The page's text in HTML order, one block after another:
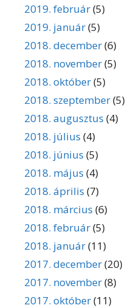
2019. február(5)
2019. január(5)
2018. december(6)
2018. november(5)
2018. október(5)
2018. szeptember(5)
2018. augusztus (4)
2018. július (4)
2018. június (5)
2018. május (4)
2018. április (7)
2018. március (6)
2018. február(5)
2018. január(11)
2017. december(20)
2017. november(8)
2017. október(11)